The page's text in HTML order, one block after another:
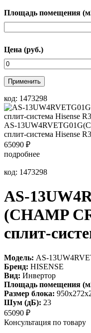
Площадь помещения
Цена (руб.)
Применить
код: 1473298
AS-
сплит-система Hisense
65090 ₽
подробнее
код: 1473298
AS-
(СHAMP
сплит-
Модель: AS-
Бренд: HISENSE
Вид: Инвертор
Площадь помещения
Размер блока:
Шум (дБ): 23
65090 ₽
Консультация по товару